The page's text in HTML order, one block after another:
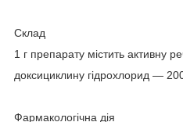
Склад
1 г препарату містить активну
доксициклину гідрохлорид —
Фармакологічна дія